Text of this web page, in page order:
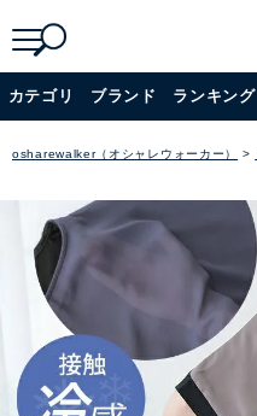
カテゴリ ブランド ランキング
osharewalker（オシャレウォーカー）